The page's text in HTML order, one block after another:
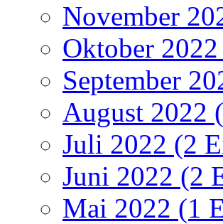
November
Oktober
September
August 2022
Juli 2022 (2
Juni 2022 (2
Mai 2022 (1